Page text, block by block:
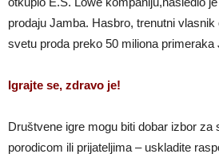
prodaju Jamba. Hasbro, trenutni
svetu proda preko 50 miliona primeraka
Igrajte se, zdravo je!
Društvene igre mogu biti dobar izbor za
porodicom ili prijateljima – uskladite